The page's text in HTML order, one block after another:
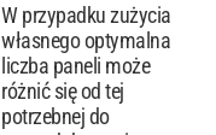
W przypadku zużycia
własnego optymalna
liczba paneli może
różnić się od tej
potrzebnej do